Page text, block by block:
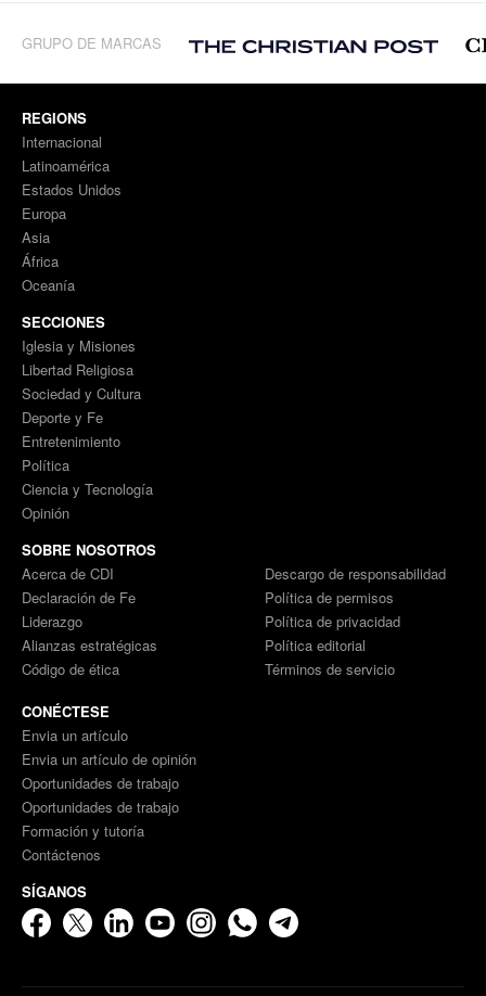
GRUPO DE MARCAS
REGIONS
Internacional
Latinoamérica
Estados Unidos
Europa
Asia
África
Oceanía
SECCIONES
Iglesia y Misiones
Libertad Religiosa
Sociedad y Cultura
Deporte y Fe
Entretenimiento
Política
Ciencia y Tecnología
Opinión
SOBRE NOSOTROS
Acerca de CDI
Declaración de Fe
Liderazgo
Alianzas estratégicas
Código de ética
Descargo de responsabilidad
Política de permisos
Política de privacidad
Política editorial
Términos de servicio
CONÉCTESE
Envia un artículo
Envia un artículo de opinión
Oportunidades de trabajo
Oportunidades de trabajo
Formación y tutoría
Contáctenos
SÍGANOS